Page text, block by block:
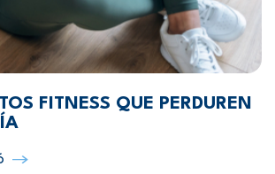
FITNESS QUE PERDUREN